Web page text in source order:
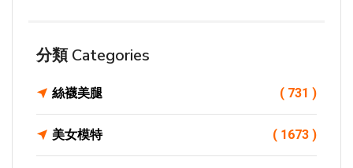
分類 Categories
絲襪美腿 ( 731 )
美女模特 ( 1673 )